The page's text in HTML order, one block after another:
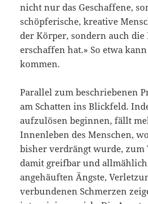
nicht nur das Geschaffene,
schöpferische, kreative
der Körper, sondern auch
erschaffen hat.» So etwa
kommen.
Parallel zum beschriebenen
am Schatten ins Blickfeld.
aufzulösen beginnen, fällt
Innenleben des Menschen,
bisher verdrängt wurde, zum
damit greifbar und
angehäuften Ängste,
verbundenen Schmerzen